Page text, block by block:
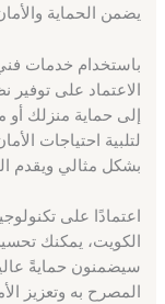
يضمن الحماية
باستخدام خدمات
الاعتماد على توفير
إلى حماية منزلك أو
لتلبية احتياجات
بشكل مثالي ويقدم
اعتمادًا على
الكويت، يمكنك
سيضمنون حمايةً
المصرح به وتعزيز